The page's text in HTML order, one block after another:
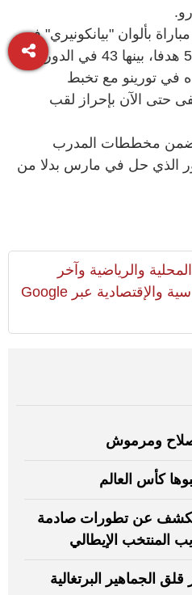
وخاض ابن الـ25 عاما 145 مباراة بألوان "بيانكونيري" في
كافة المسابقات، مسجلا 58 هدفا، بينها 43 في الدوري
في تورينو مع تخبط
حتى الآن بإحراز لقب
ضمن مخططات المدرب
الذي حل في مارس بدلا من
والرياضية وآخر
المستجدات السياسية والإقتصادية عبر Google
ومرموش
يكشف عن تطورات صادمة
المنتخب الإيطالي
قلق الجماهير البرتغالية